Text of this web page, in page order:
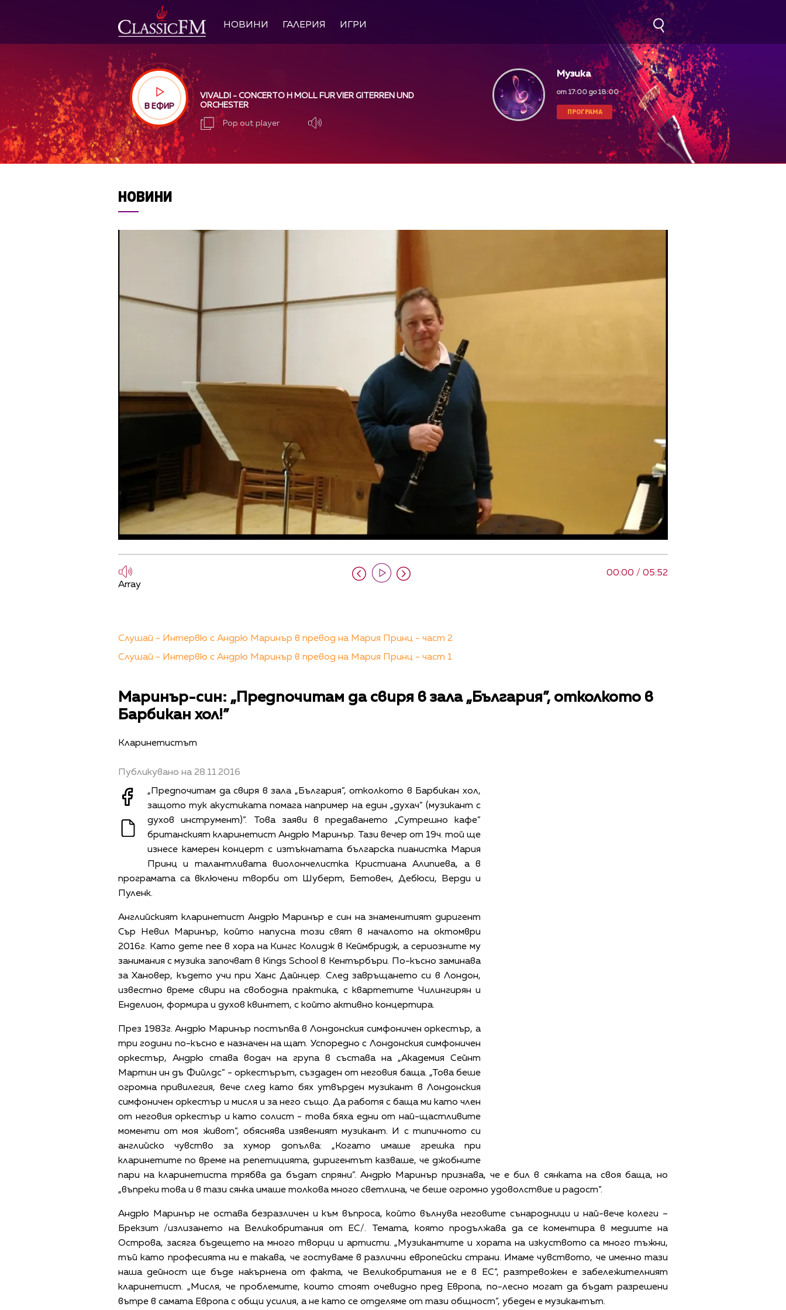
НОВИНИ ГАЛЕРИЯ ИГРИ
В ЕФИР
VIVALDI - CONCERTO H MOLL FUR VIER GITERREN UND
ORCHESTER
Pop out player
Музика
от 17:00 до 18:00
ПРОГРАМА
НОВИНИ
00:00 / 05:52
Array
Слушай - Интервю с Андрю Маринър в превод на Мария Принц - част 2
Слушай - Интервю с Андрю Маринър в превод на Мария Принц - част 1
Маринър-син: „Предпочитам да свиря в зала „България”, отколкото в
Барбикан хол!”
Кларинетистът
Публикувано на 28.11.2016
„Предпочитам да свиря в зала „България”, отколкото в Барбикан хол,
защото тук акустиката помага например на един „духач” (музикант с
духов инструмент)”. Това заяви в предаването „Сутрешно кафе”
британският кларинетист Андрю Маринър. Тази вечер от 19ч. той ще
изнесе камерен концерт с изтъкнатата българска пианистка Мария
Принц и талантливата виолончелистка Кристиана Алипиева, а в
програмата са включени творби от Шуберт, Бетовен, Дебюси, Верди и
Пуленк.
Английският кларинетист Андрю Маринър е син на знаменитият диригент
Сър Невил Маринър, който напусна този свят в началото на октомври
2016г. Като дете пее в хора на Кингс Колидж в Кеймбридж, а сериозните му
занимания с музика започват в Kings School в Кентърбъри. По-късно заминава
за Хановер, където учи при Ханс Дайнцер. След завръщането си в Лондон,
известно време свири на свободна практика, с квартетите Чилингирян и
Енделион, формира и духов квинтет, с който активно концертира.
През 1983г. Андрю Маринър постъпва в Лондонския симфоничен оркестър, а
три години по-късно е назначен на щат. Успоредно с Лондонския симфоничен
оркестър, Андрю става водач на група в състава на „Академия Сейнт
Мартин ин дъ Фийлдс” - оркестърът, създаден от неговия баща. „Това беше
огромна привилегия, вече след като бях утвърден музикант в Лондонския
симфоничен оркестър и мисля и за него също. Да работя с баща ми като член
от неговия оркестър и като солист - това бяха едни от най-щастливите
моменти от моя живот”, обяснява изявеният музикант. И с типичното си
английско чувство за хумор допълва: „Когато имаше грешка при
кларинетите по време на репетицията, диригентът казваше, че джобните
пари на кларинетиста трябва да бъдат спряни”. Андрю Маринър признава, че е бил в сянката на своя баща, но
„въпреки това и в тази сянка имаше толкова много светлина, че беше огромно удоволствие и радост”.
Андрю Маринър не остава безразличен и към въпроса, който вълнува неговите сънародници и най-вече колеги –
Брекзит /излизането на Великобритания от ЕС/. Темата, която продължава да се коментира в медиите на
Острова, засяга бъдещето на много творци и артисти. „Музикантите и хората на изкуството са много тъжни,
тъй като професията ни е такава, че гостуваме в различни европейски страни. Имаме чувството, че именно тази
наша дейност ще бъде накърнена от факта, че Великобритания не е в ЕС”, разтревожен е забележителният
кларинетист. „Мисля, че проблемите, които стоят очевидно пред Европа, по-лесно могат да бъдат разрешени
вътре в самата Европа с общи усилия, а не като се отделяме от тази общност”, убеден е музикантът.